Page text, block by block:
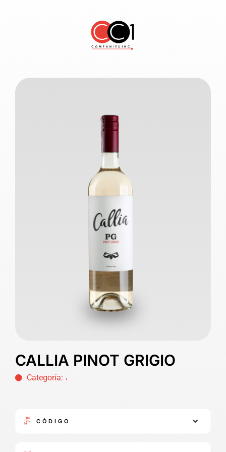
CALLIA PINOT GRIGIO
Categoría: ,
CÓDIGO